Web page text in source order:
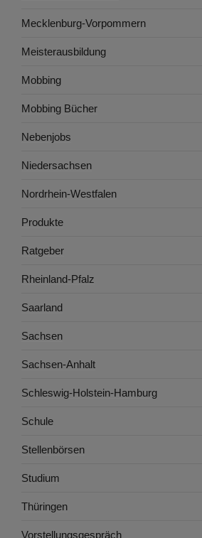
Mecklenburg-Vorpommern
Meisterausbildung
Mobbing
Mobbing Bücher
Nebenjobs
Niedersachsen
Nordrhein-Westfalen
Produkte
Ratgeber
Rheinland-Pfalz
Saarland
Sachsen
Sachsen-Anhalt
Schleswig-Holstein-Hamburg
Schule
Stellenbörsen
Studium
Thüringen
Vorstellungsgespräch